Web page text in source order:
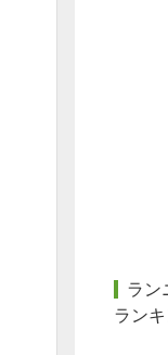
ラン
ラン